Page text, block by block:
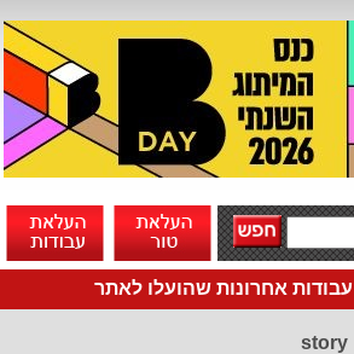
עבודות אחרונות שהועלו לאתר
story